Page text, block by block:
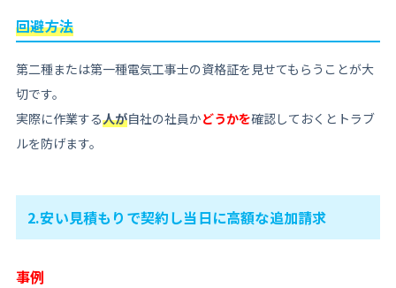
回避方法
第二種または第一種電気工事士の資格証を見せてもらうことが大
切です。
実際に作業する人が自社の社員かどうかを確認しておくと トラブ
ルを防げます。
2.安い見積もりで契約し当日に高額な追加請求
事例